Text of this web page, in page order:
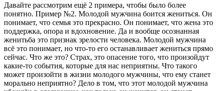
Давайте рассмотрим ещё 2 примера, чтобы было более
понятно. Пример №2. Молодой мужчина боится жениться. Он
понимает, что семья это прекрасно. Он понимает, что жена это
поддержка, опора и вдохновение. Да и вообще осознанная
женитьба это признак зрелости человека. Молодой мужчина
всё это понимает, но что-то его останавливает жениться прямо
сейчас. Что же это? Страх, это опасение того, что произойдут
какие-то события, которые для нас неприятны. Что такого
может произойти в жизни молодого мужчины, что ему станет
морально неприятно? Дело в том, что этот молодой мужчина